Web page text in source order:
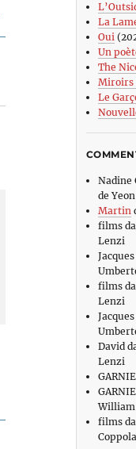
La
Oui
Un
The
Miroirs
Le
Nadine
de
Martin
films
Lenzi
Jacques
films
Lenzi
Jacques
David
Lenzi
films
Coppola